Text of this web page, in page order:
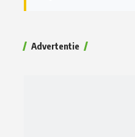
Advertentie